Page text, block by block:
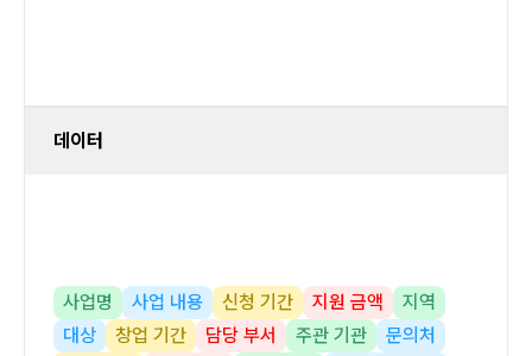
데이터
사업명 사업 내용 신청 기간 지원 금액
지역
대상
창업 기간 담당 부서 주관 기관
문의처